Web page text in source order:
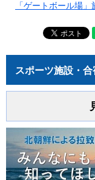
「ゲートボール場
スポーツ施設・